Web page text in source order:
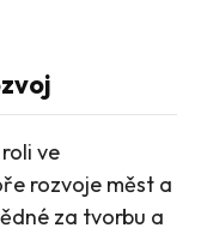
ve
rozvoje měst a
za tvorbu a